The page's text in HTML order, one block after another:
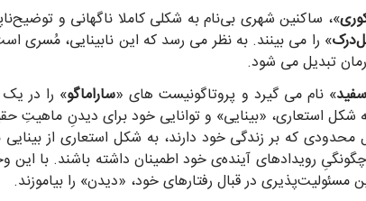
»، ساکنین شهری بی‌نام به شکلی کاملا ناگهانی و
» را می بینند. به نظر می رسد که این نابینایی، مُسری
تبدیل می شود.
» نام می گیرد و پروتاگونیست های «ساراماگو» را در
شکل استعاری، «بینایی» و توانایی خود برای دیدنِ
که بر زندگی خود دارند، به شکل استعاری از
رویدادهای آینده‌ی خود اطمینان داشته باشند. با این
در قبال رفتارهای خود، «دیدن» را بیاموزند.